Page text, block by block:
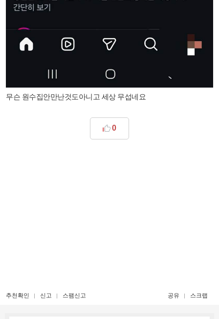
무슨 원수집안만난것도아니고 세상 무섭네요
0
추천확인 신고 스팸신고 공유 스크랩